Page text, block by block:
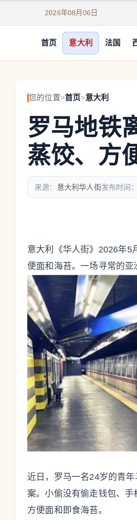
2026年08月06日
首页 意大利 法国
您的位置>首页>意大利
罗马地铁
蒸饺、方
来源： 意大利华人街发布时间：
意大利《华人街》2026年5
便面和海苔。一场寻常的亚
近日，罗马一名24岁的青
案。小偷没有偷走钱包、手
方便面和即食海苔。